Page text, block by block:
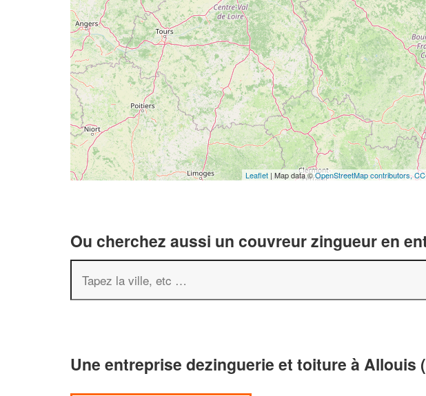
Leaflet | Map data ©OpenStreetMap contributors,
Ou cherchez aussi un couvreur zingueur en
Une entreprise dezinguerie et toiture à Allouis